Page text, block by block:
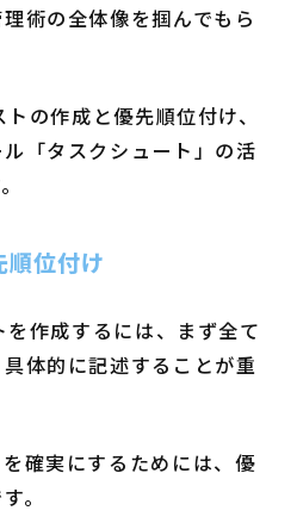
術の全体像を掴んでもら
の作成と優先順位付け、
「タスクシュート」の活
位付け
作成するには、まず全て
体的に記述することが重
確実にするためには、優
。